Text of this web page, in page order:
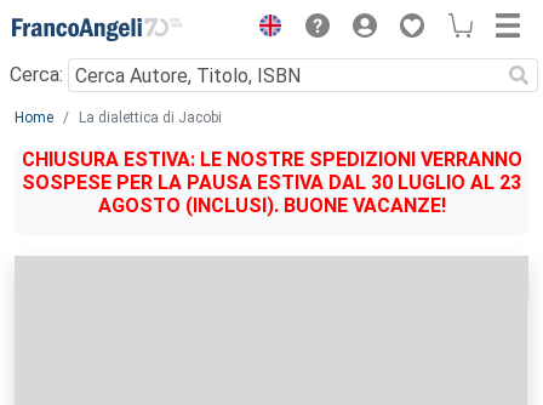
Menu
Cerca:
Main content
Home La dialettica di Jacobi
CHIUSURA ESTIVA: LE NOSTRE SPEDIZIONI VERRANNO
SOSPESE PER LA PAUSA ESTIVA DAL 30 LUGLIO AL 23
AGOSTO (INCLUSI). BUONE VACANZE!